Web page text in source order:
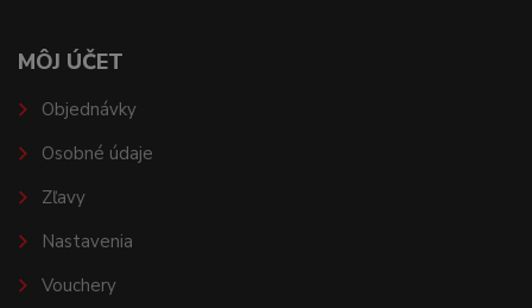
MÔJ ÚČET
Objednávky
Osobné údaje
Zľavy
Nastavenia
Vouchery